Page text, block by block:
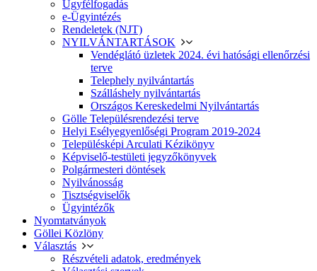
Ügyfélfogadás
e-Ügyintézés
Rendeletek (NJT)
NYILVÁNTARTÁSOK
Vendéglátó üzletek 2024. évi hatósági ellenőrzési
terve
Telephely nyilvántartás
Szálláshely nyilvántartás
Országos Kereskedelmi Nyilvántartás
Gölle Településrendezési terve
Helyi Esélyegyenlőségi Program 2019-2024
Településképi Arculati Kézikönyv
Képviselő-testületi jegyzőkönyvek
Polgármesteri döntések
Nyilvánosság
Tisztségviselők
Ügyintézők
Nyomtatványok
Göllei Közlöny
Választás
Részvételi adatok, eredmények